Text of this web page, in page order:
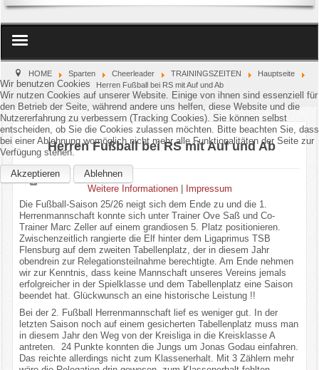
Home
Verein
Kinderschutz
Sparten
Events
Gastronomie
Aktuell
HOME Sparten Cheerleader TRAININGSZEITEN
Hauptseite
Herren Fußball bei RS mit Auf und Ab
Herren Fußball bei RS mit Auf und Ab
Die Fußball-Saison 25/26 neigt sich dem Ende zu und die 1.
Herrenmannschaft konnte sich unter Trainer Ove Saß und Co-
Trainer Marc Zeller auf einem grandiosen 5. Platz positionieren.
Zwischenzeitlich rangierte die Elf hinter dem Ligaprimus TSB
Flensburg auf dem zweiten Tabellenplatz, der in diesem Jahr
obendrein zur Relegationsteilnahme berechtigte. Am Ende nehmen
wir zur Kenntnis, dass keine Mannschaft unseres Vereins jemals
erfolgreicher in der Spielklasse und dem Tabellenplatz eine Saison
beendet hat. Glückwunsch an eine historische Leistung !!
Bei der 2. Fußball Herrenmannschaft lief es weniger gut. In der
letzten Saison noch auf einem gesicherten Tabellenplatz muss man
in diesem Jahr den Weg von der Kreisliga in die Kreisklasse A
antreten. 24 Punkte konnten die Jungs um Jonas Godau einfahren.
Das reichte allerdings nicht zum Klassenerhalt. Mit 3 Zählern mehr
Wir benutzen Cookies
Wir nutzen Cookies auf unserer Website. Einige von ihnen sind essenziell für
den Betrieb der Seite, während andere uns helfen, diese Website und die
Nutzererfahrung zu verbessern (Tracking Cookies). Sie können selbst
entscheiden, ob Sie die Cookies zulassen möchten. Bitte beachten Sie, dass
bei einer Ablehnung womöglich nicht mehr alle Funktionalitäten der Seite zur
Verfügung stehen.
Akzeptieren
Ablehnen
Weitere Informationen| Impressum